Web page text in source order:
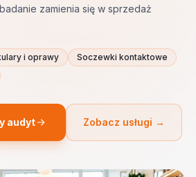
zamienia się w sprzedaż
i oprawy
Soczewki kontaktowe
audyt Zobacz usługi →